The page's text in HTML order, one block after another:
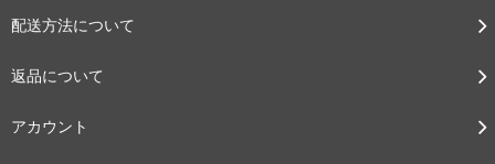
配送方法について
返品について
アカウント